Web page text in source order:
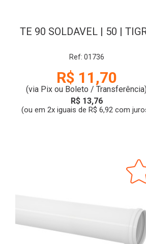
TE 90 SOLDAVEL | 50 |
Ref: 01736
R$ 11,70
(via Pix ou Boleto /
R$ 13,76
(ou em 2x iguais de R$ 6,92 com